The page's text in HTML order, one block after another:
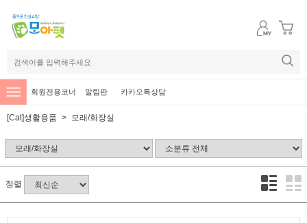
회원전용코너 알림판 카카오톡상담
[Cat]생활용품 모래/화장실
정렬